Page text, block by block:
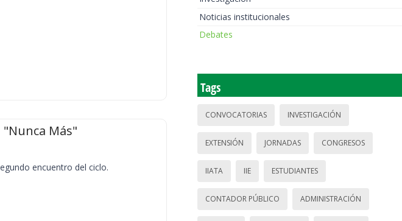
Más"
encuentro del ciclo.
Noticias institucionales
Debates
Tags
CONVOCATORIAS INVESTIGACIÓN
EXTENSIÓN JORNADAS CONGRESOS
IIATA IIE ESTUDIANTES
CONTADOR PÚBLICO ADMINISTRACIÓN